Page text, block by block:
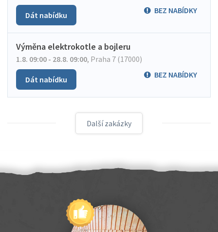
BEZ NABÍDKY
Dát nabídku
Výměna elektrokotle a bojleru
1.8. 09:00 - 28.8. 09:00, Praha 7 (17000)
BEZ NABÍDKY
Dát nabídku
Další zakázky